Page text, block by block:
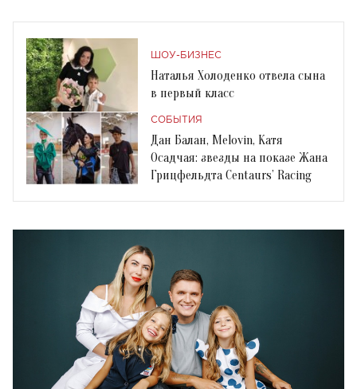
ШОУ-БИЗНЕС
Наталья Холоденко отвела сына
в первый класс
СОБЫТИЯ
Дан Балан, Melovin, Катя
Осадчая: звезды на показе Жана
Грицфельдта Centaurs’ Racing